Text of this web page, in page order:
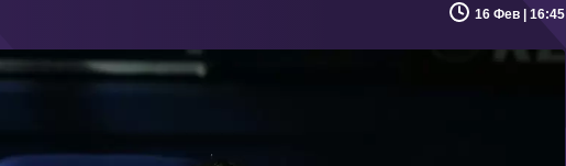
16 Фев | 16:45